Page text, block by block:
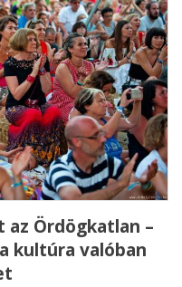
Ördögkatlan –
kultúra valóban